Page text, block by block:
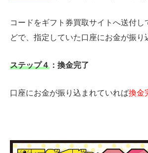
コードをギフト券買取サイトへ送付し
どで、指定していた口座にお金が振り
ステップ４ ：換金完了
口座にお金が振り込まれていれば換金